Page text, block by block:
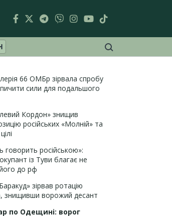
66 ОМБр зірвала спробу
сили для подальшого
Кордон» знищив
російських «Молній» та
говорить російською»:
із Туви благає не
до рф
зірвав ротацію
знищивши ворожий десант
по Одещині: ворог